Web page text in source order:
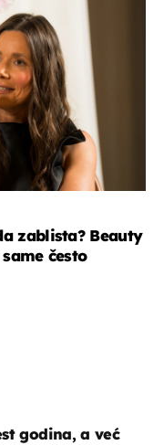
zablista? Beauty
često
godina, a već